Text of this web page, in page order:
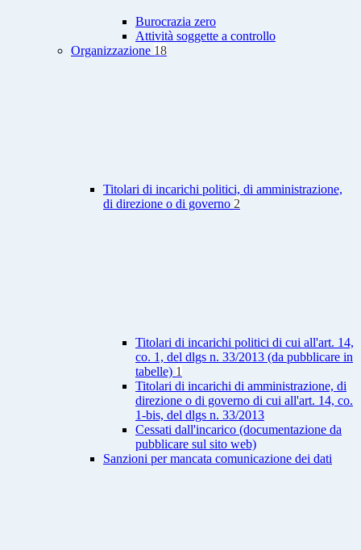
Burocrazia zero
Attività soggette a controllo
Organizzazione 18
Titolari di incarichi politici, di amministrazione,
di direzione o di governo 2
Titolari di incarichi politici di cui all'art. 14,
co. 1, del dlgs n. 33/2013 (da pubblicare in
tabelle) 1
Titolari di incarichi di amministrazione, di
direzione o di governo di cui all'art. 14, co.
1-bis, del dlgs n. 33/2013
Cessati dall'incarico (documentazione da
pubblicare sul sito web)
Sanzioni per mancata comunicazione dei dati